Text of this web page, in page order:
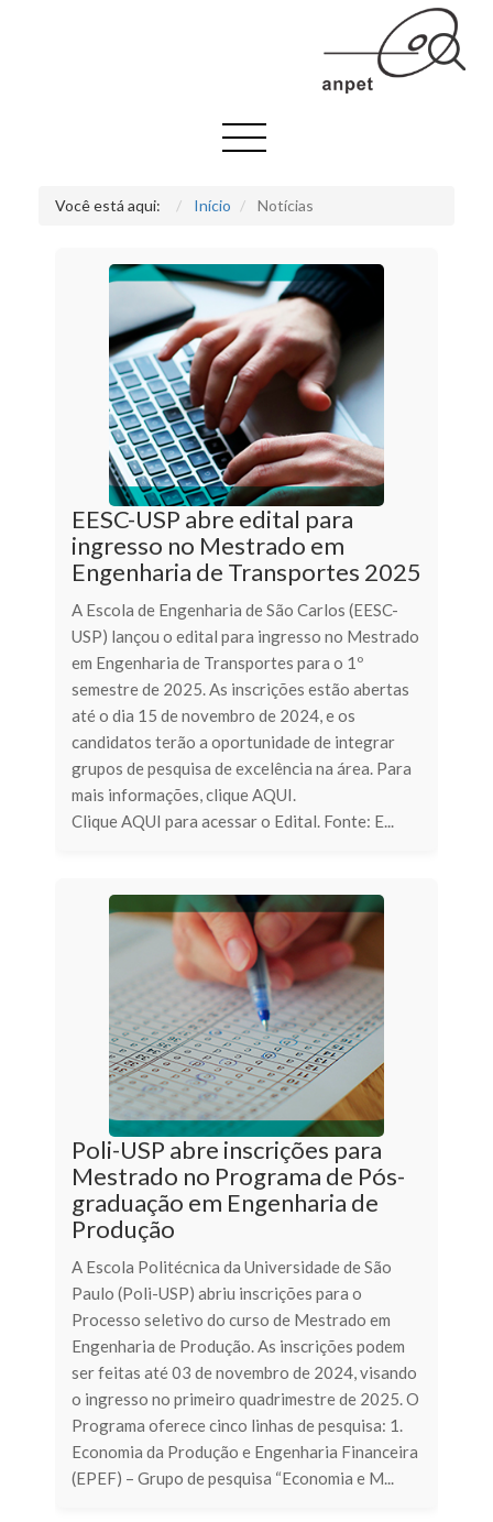
Você está aqui: Início Notícias
EESC-USP abre edital para
ingresso no Mestrado em
Engenharia de Transportes 2025
A Escola de Engenharia de São Carlos (EESC-
USP) lançou o edital para ingresso no Mestrado
em Engenharia de Transportes para o 1º
semestre de 2025. As inscrições estão abertas
até o dia 15 de novembro de 2024, e os
candidatos terão a oportunidade de integrar
grupos de pesquisa de excelência na área. Para
mais informações, clique AQUI.
Clique AQUI para acessar o Edital. Fonte: E...
Poli-USP abre inscrições para
Mestrado no Programa de Pós-
graduação em Engenharia de
Produção
A Escola Politécnica da Universidade de São
Paulo (Poli-USP) abriu inscrições para o
Processo seletivo do curso de Mestrado em
Engenharia de Produção. As inscrições podem
ser feitas até 03 de novembro de 2024, visando
o ingresso no primeiro quadrimestre de 2025. O
Programa oferece cinco linhas de pesquisa: 1.
Economia da Produção e Engenharia Financeira
(EPEF) – Grupo de pesquisa “Economia e M...